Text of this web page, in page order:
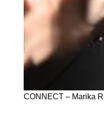
CONNECT – Marika